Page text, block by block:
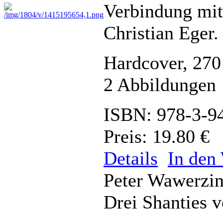
Verbindung
Christian Eger.
Hardcover,
2 Abbildungen
ISBN: 978-3-
Preis: 19.80 €
Details In den
Peter
Drei Shanties